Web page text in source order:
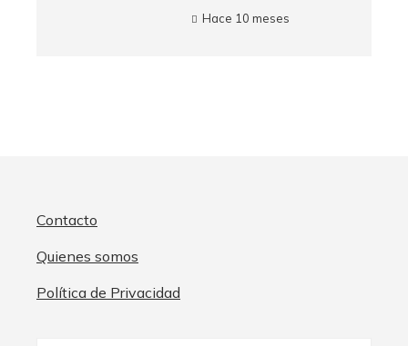
Hace 10 meses
Contacto
Quienes somos
Política de Privacidad